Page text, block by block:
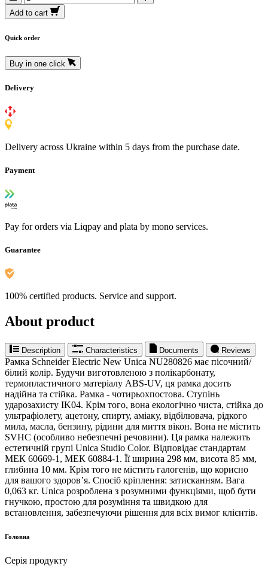
Add to cart
Quick order
Buy in one click
Delivery
Delivery across Ukraine within 5 days from the purchase date.
Payment
Pay for orders via Liqpay and plata by mono services.
Guarantee
100% certified products. Service and support.
About product
Description Characteristics Documents Reviews
Рамка Schneider Electric New Unica NU280826 має пісочний/
білий колір. Будучи виготовленою з полікарбонату,
термопластичного матеріалу ABS-UV, ця рамка досить
надійна та стійка. Рамка - чотирьохпостова. Ступінь
ударозахисту IK04. Крім того, вона екологічно чиста, стійка до
ультрафіолету, ацетону, спирту, аміаку, відбілювача, рідкого
мила, масла, бензину, рідини для миття вікон. Вона не містить
SVHC (особливо небезпечні речовини). Ця рамка належить
естетичній групі Unica Studio Color. Відповідає стандартам
МЕК 60669-1, МЕК 60884-1. Її ширина 298 мм, висота 85 мм,
глибина 10 мм. Крім того не містить галогенів, що корисно
для вашого здоров’я. Спосіб кріплення: затисканням. Вага
0,063 кг. Unica розроблена з розумними функціями, щоб бути
гнучкою, простою для розуміння та швидкою для
встановлення, забезпечуючи рішення для всіх вимог клієнтів.
Головна
Серія продукту